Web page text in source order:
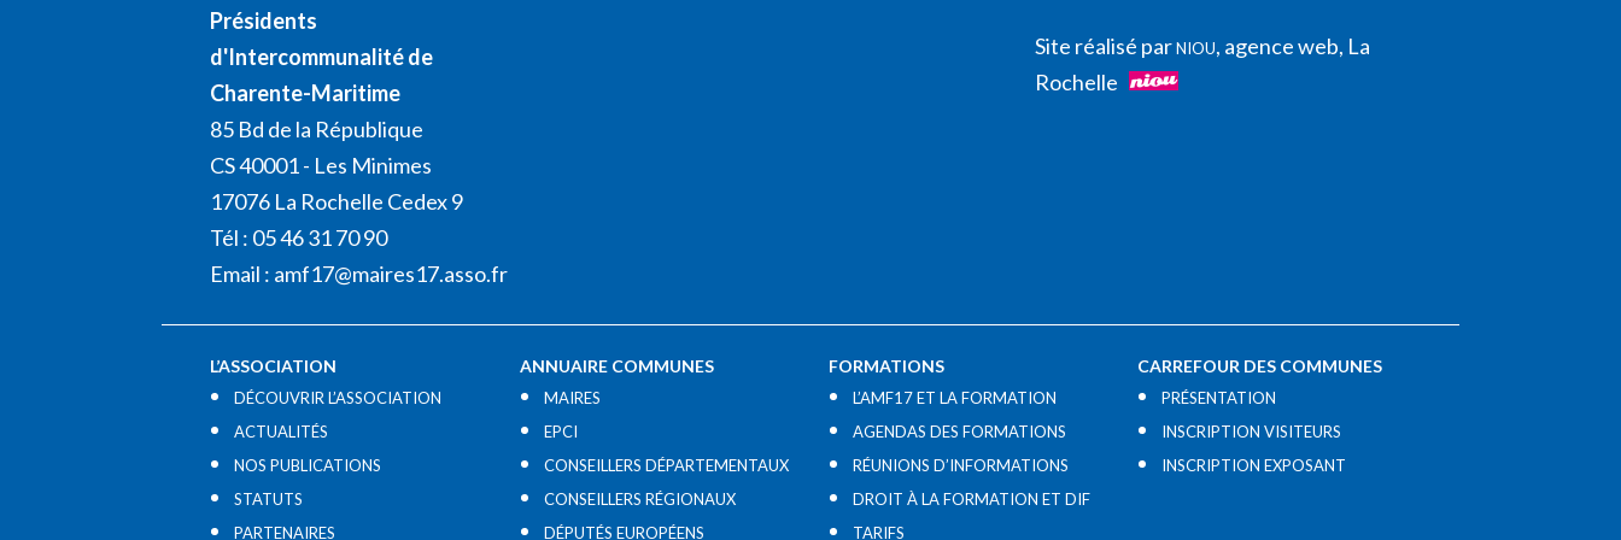
Présidents
d'Intercommunalité de
Charente-Maritime
85 Bd de la République
CS 40001 - Les Minimes
17076 La Rochelle Cedex 9
Tél : 05 46 31 70 90
Email : amf17@maires17.asso.fr
Site réalisé parNIOU, agence web, La
Rochelle
L’ASSOCIATION
DÉCOUVRIR L’ASSOCIATION
ACTUALITÉS
NOS PUBLICATIONS
STATUTS
PARTENAIRES
ANNUAIRE COMMUNES
MAIRES
EPCI
CONSEILLERS DÉPARTEMENTAUX
CONSEILLERS RÉGIONAUX
DÉPUTÉS EUROPÉENS
FORMATIONS
L’AMF17 ET LA FORMATION
AGENDAS DES FORMATIONS
RÉUNIONS D’INFORMATIONS
DROIT À LA FORMATION ET DIF
TARIFS
CARREFOUR DES COMMUNES
PRÉSENTATION
INSCRIPTION VISITEURS
INSCRIPTION EXPOSANT